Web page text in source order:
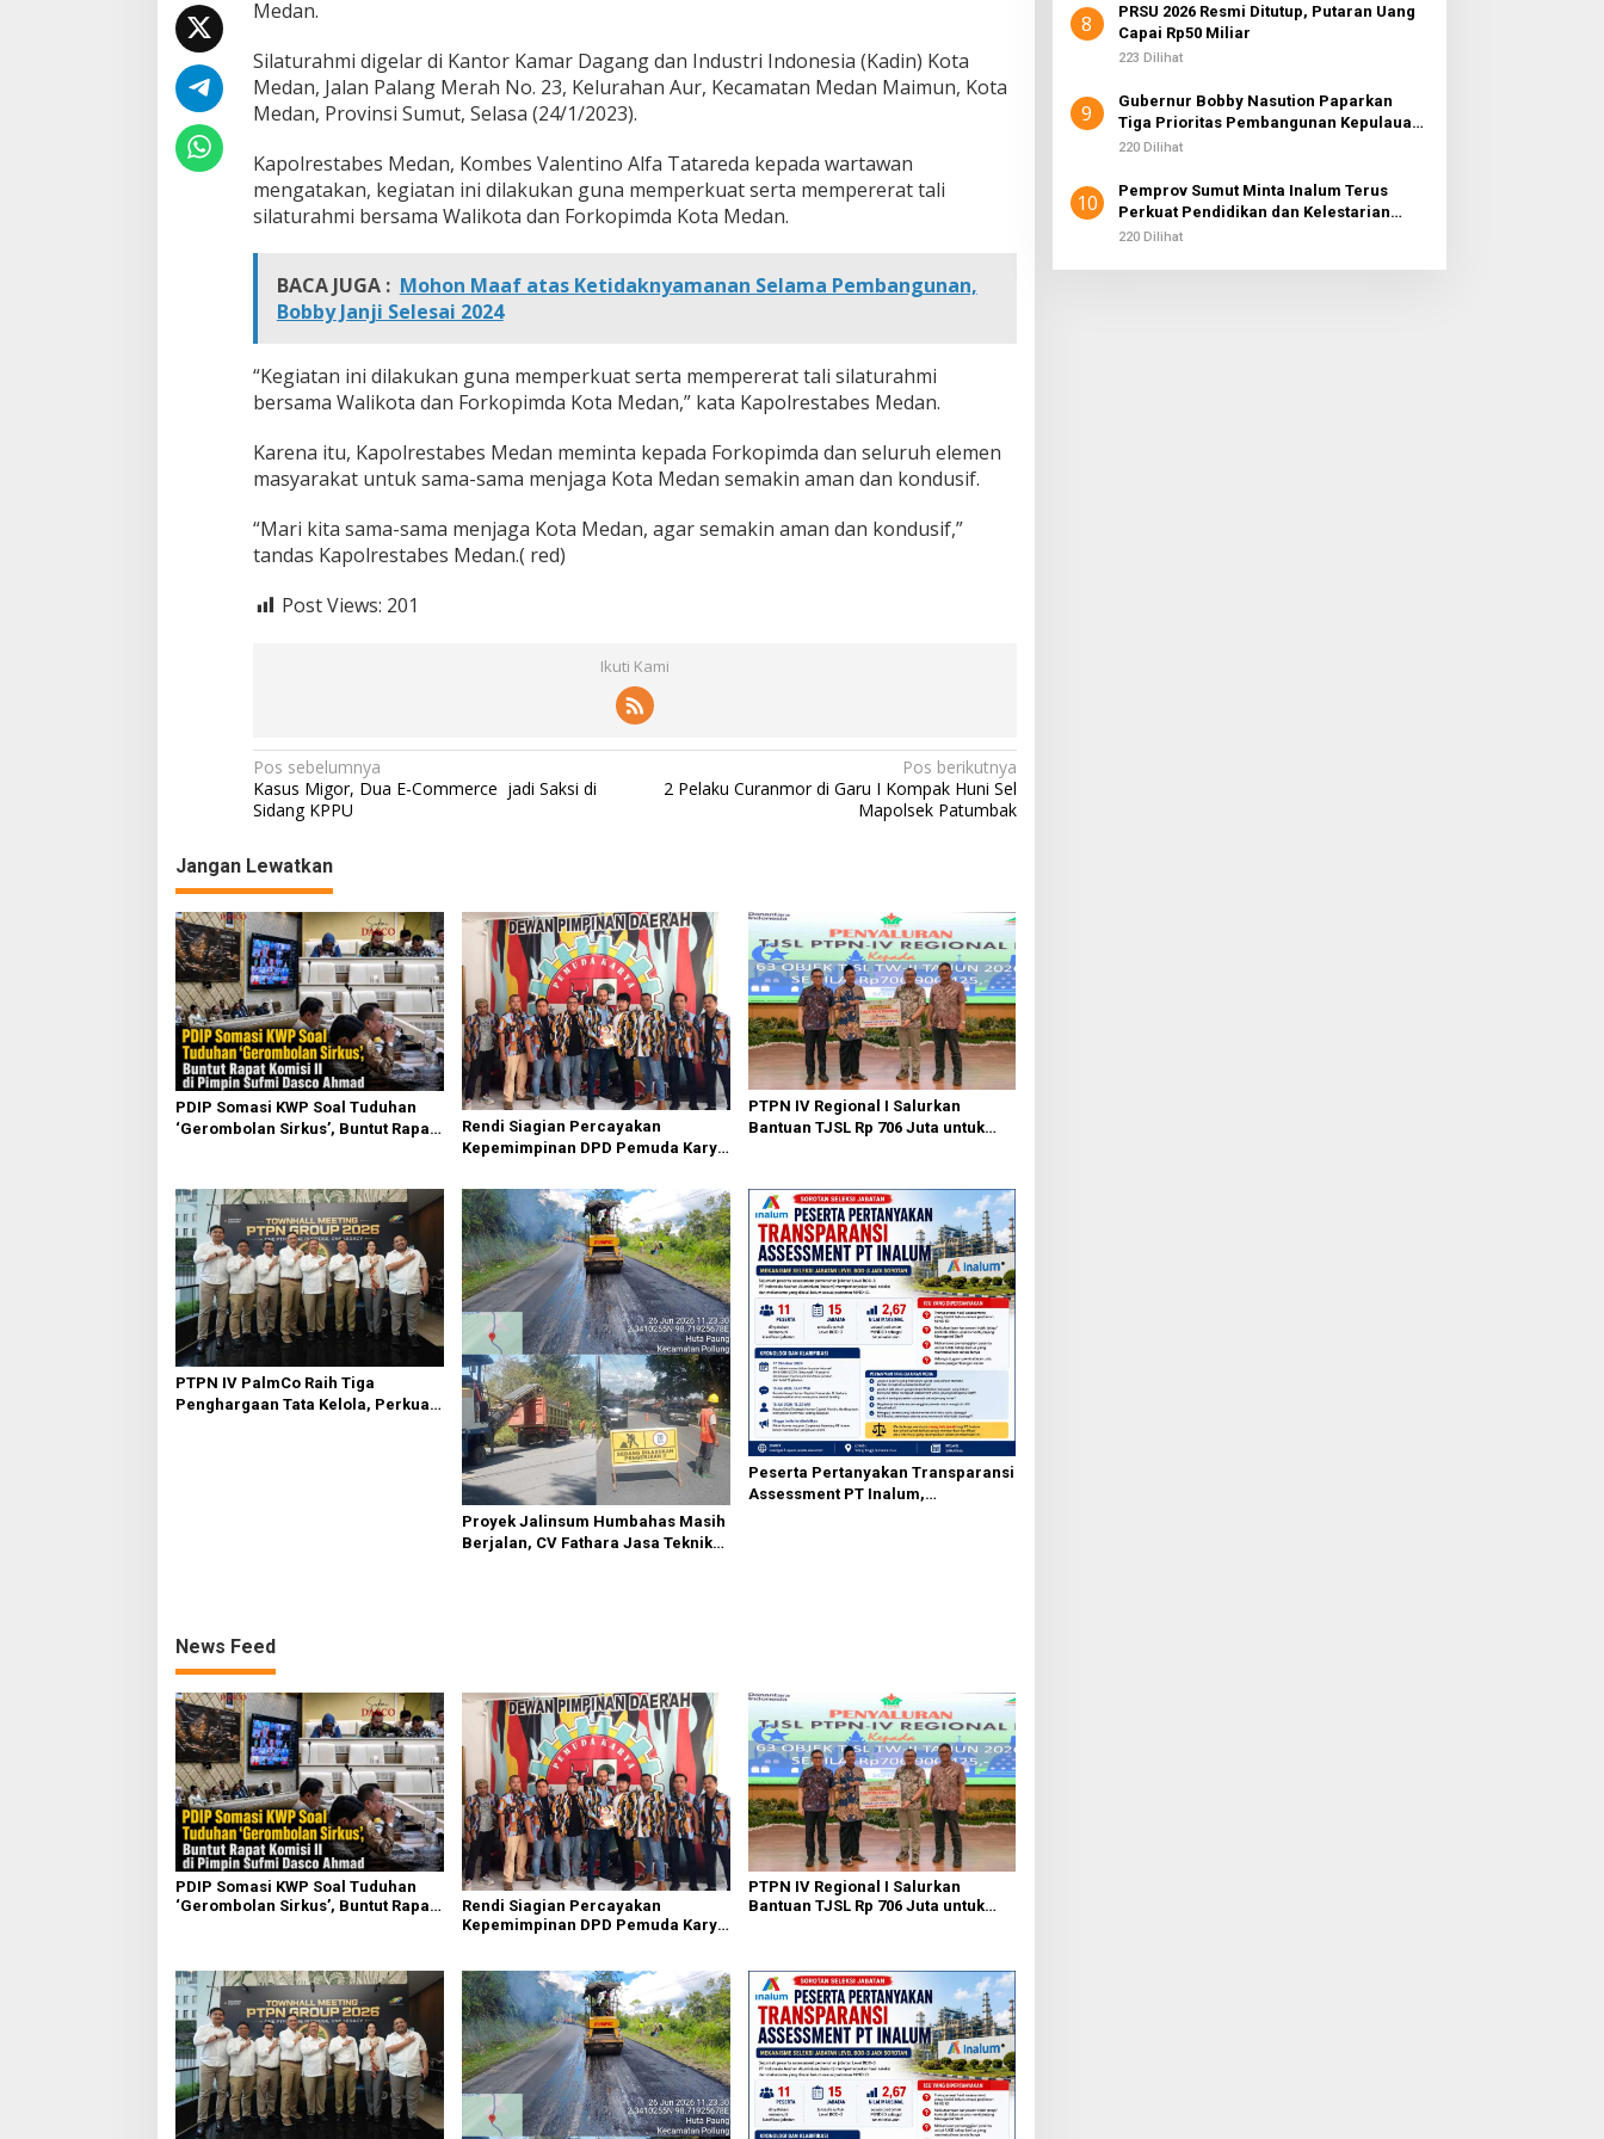
m
B
r
s
m
a
K
a
n
Medan.
Silaturahmi digelar di Kantor Kamar Dagang dan Industri Indonesia (Kadin) Kota
Medan, Jalan Palang Merah No. 23, Kelurahan Aur, Kecamatan Medan Maimun, Kota
Medan, Provinsi Sumut, Selasa (24/1/2023).
Kapolrestabes Medan, Kombes Valentino Alfa Tatareda kepada wartawan
mengatakan, kegiatan ini dilakukan guna memperkuat serta mempererat tali
silaturahmi bersama Walikota dan Forkopimda Kota Medan.
BACA JUGA : Mohon Maaf atas Ketidaknyamanan Selama Pembangunan,
Bobby Janji Selesai 2024
“Kegiatan ini dilakukan guna memperkuat serta mempererat tali silaturahmi
bersama Walikota dan Forkopimda Kota Medan,” kata Kapolrestabes Medan.
Karena itu, Kapolrestabes Medan meminta kepada Forkopimda dan seluruh elemen
masyarakat untuk sama-sama menjaga Kota Medan semakin aman dan kondusif.
“Mari kita sama-sama menjaga Kota Medan, agar semakin aman dan kondusif,”
tandas Kapolrestabes Medan.( red)
Post Views: 201
Ikuti Kami
N
a
i
g
a
s
i
p
o
s
Pos sebelumnya
Kasus Migor, Dua E-Commerce jadi Saksi di
Sidang KPPU
Pos berikutnya
2 Pelaku Curanmor di Garu I Kompak Huni Sel
Mapolsek Patumbak
Jangan Lewatkan
PDIP Somasi KWP Soal Tuduhan
‘Gerombolan Sirkus’, Buntut Rapat
Rendi Siagian Percayakan
Kepemimpinan DPD Pemuda Karya
Sembiring
PTPN IV Regional I Salurkan
Bantuan TJSL Rp 706 Juta untuk
PTPN IV PalmCo Raih Tiga
Penghargaan Tata Kelola, Perkuat
Proyek Jalinsum Humbahas Masih
Berjalan, CV Fathara Jasa Teknik
Peserta Pertanyakan Transparansi
Assessment PT Inalum,
News Feed
PDIP Somasi KWP Soal Tuduhan
‘Gerombolan Sirkus’, Buntut Rapat
Rendi Siagian Percayakan
Kepemimpinan DPD Pemuda Karya
PTPN IV Regional I Salurkan
Bantuan TJSL Rp 706 Juta untuk
8
PRSU 2026 Resmi Ditutup, Putaran Uang
Capai Rp50 Miliar
223 Dilihat
9
Gubernur Bobby Nasution Paparkan
Tiga Prioritas Pembangunan Kepulauan
Nias
220 Dilihat
10
Pemprov Sumut Minta Inalum Terus
Perkuat Pendidikan dan Kelestarian
Lingkungan di Kawasan Danau Toba
220 Dilihat